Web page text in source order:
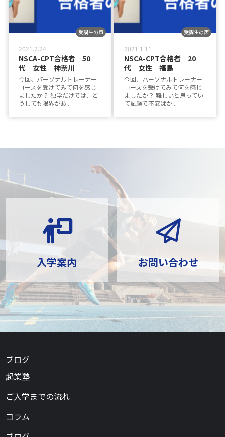
受講生の声
2021.2.24
NSCA-CPT合格者 50
代 女性 神奈川
今回、パーソナルトレーナー
コースを受けてみて何を感じ
ましたか？ 独学だけでは、ど
うしても限界があ...
受講生の声
2021.1.11
NSCA-CPT合格者 20
代 女性 福島
今回、パーソナルトレーナー
コースを受けてみて何を感じ
ましたか？ 難しいと思ってい
て試験で不安ばか...
入学案内 お問い合わせ
ブログ
起業塾
ご入学までの流れ
コラム